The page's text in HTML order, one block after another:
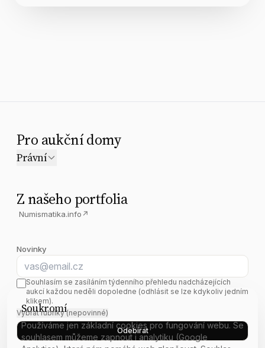
Soukromí
Používáme jen základní cookies pro fungování webu. Se
souhlasem můžeme zapnout i analytiku (Google
Pro aukční domy
Právní
Z našeho portfolia
Numismatika.info ↗
Novinky
E-mail
Souhlasím se zasíláním týdenního přehledu nadcházejících
aukcí každou neděli dopoledne (odhlásit se lze kdykoliv jedním
klikem).
Vybrat rubriky (nepovinné)
Odebírat